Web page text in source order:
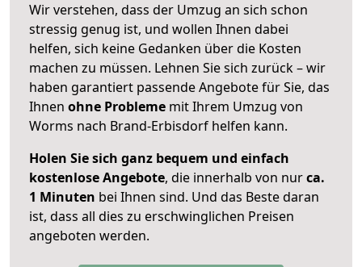
Wir verstehen, dass der Umzug an sich schon
stressig genug ist, und wollen Ihnen dabei
helfen, sich keine Gedanken über die Kosten
machen zu müssen. Lehnen Sie sich zurück – wir
haben garantiert passende Angebote für Sie, das
Ihnen ohne Probleme mit Ihrem Umzug von
Worms nach Brand-Erbisdorf helfen kann.
Holen Sie sich ganz bequem und einfach
kostenlose Angebote, die innerhalb von nurca.
1 Minuten bei Ihnen sind. Und das Beste daran
ist, dass all dies zu erschwinglichen Preisen
angeboten werden.